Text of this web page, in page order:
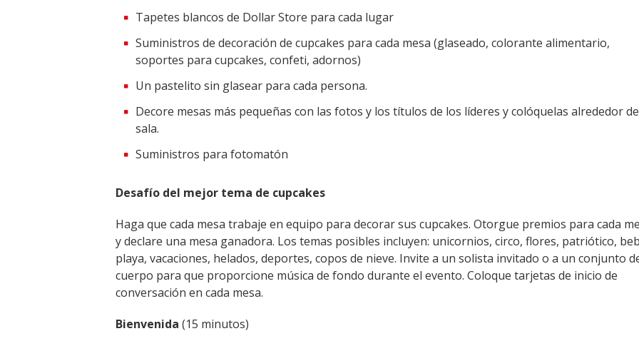
Tapetes blancos de Dollar Store para cada lugar
Suministros de decoración de cupcakes para cada mesa (glaseado, colorante alimentario,
soportes para cupcakes, confeti, adornos)
Un pastelito sin glasear para cada persona.
Decore mesas más pequeñas con las fotos y los títulos de los líderes y colóquelas alrededor
sala.
Suministros para fotomatón
Desafío del mejor tema de cupcakes
Haga que cada mesa trabaje en equipo para decorar sus cupcakes. Otorgue premios para cada
y declare una mesa ganadora. Los temas posibles incluyen: unicornios, circo, flores, patriótico,
playa, vacaciones, helados, deportes, copos de nieve. Invite a un solista invitado o a un conjunto
cuerpo para que proporcione música de fondo durante el evento. Coloque tarjetas de inicio de
conversación en cada mesa.
Bienvenida (15 minutos)